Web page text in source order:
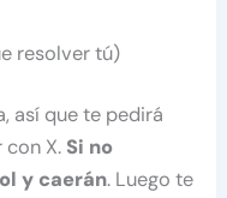
resolver tú)
así que te pedirá
X. Si no
y caerán. Luego te